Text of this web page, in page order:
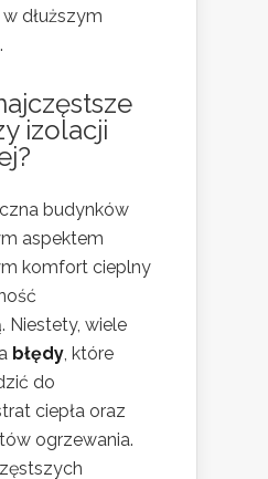
dłuższym
izolacji
budynków
aspektem
komfort cieplny
Niestety, wiele
błędy, które
do
ciepła oraz
ogrzewania.